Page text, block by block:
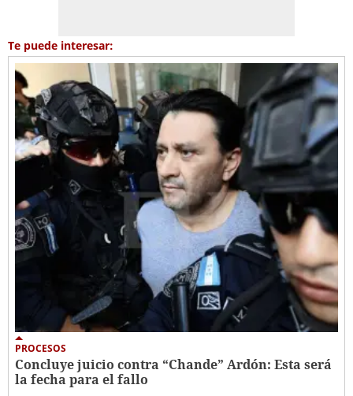
Te puede interesar:
PROCESOS
Concluye juicio contra “Chande” Ardón: Esta será
la fecha para el fallo